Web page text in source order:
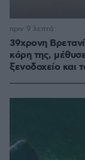
39χρονη
κόρη της,
ξενοδοχείο και
πριν 9 λεπτά